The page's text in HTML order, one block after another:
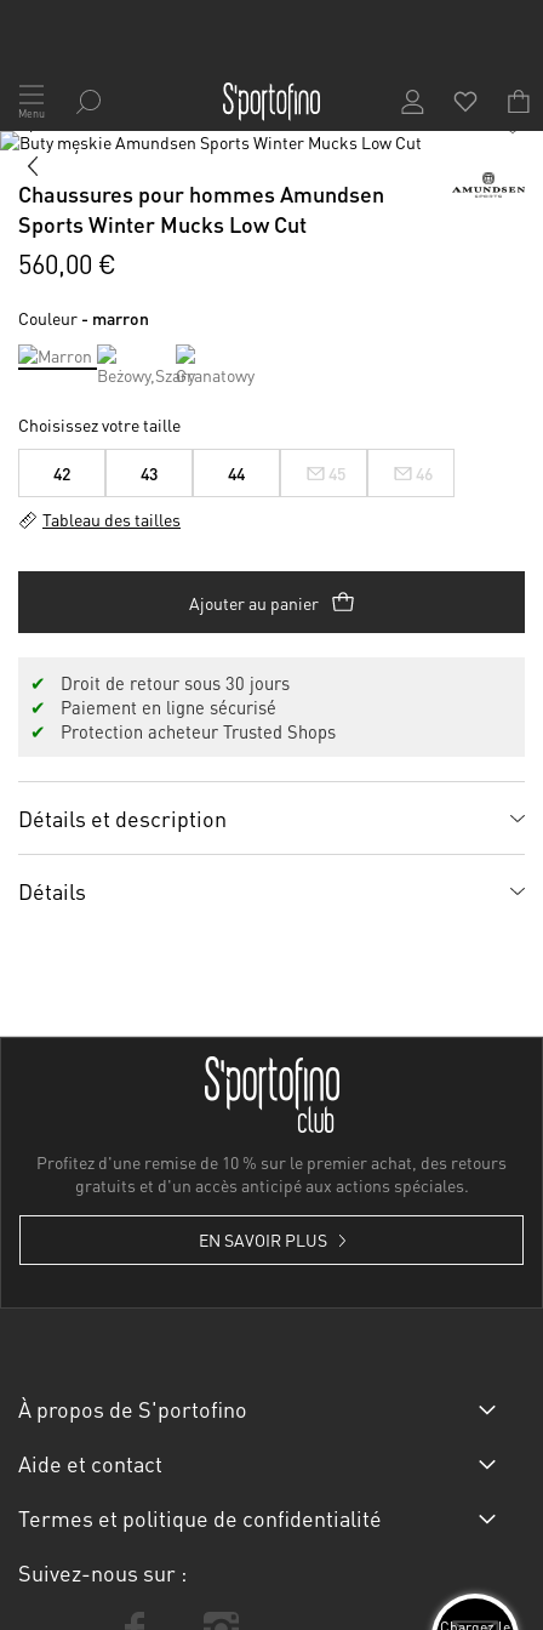
Allez
au
contenu
Menu
Skip
the
end
the
images
1/7
Skip
the
beginning
the
gallery
Chaussures pour hommes Amundsen
Sports Winter Mucks Low Cut
560,00 €
Couleur - marron
Choisissez votre taille
42 43 44 45 46
Tableau des tailles
Ajouter au panier
✔
Droit de retour sous 30 jours
✔
Paiement en ligne sécurisé
✔
Protection acheteur Trusted Shops
Détails et description
Détails
Profitez d'une remise de 10 % sur le premier achat, des retours
gratuits et d'un accès anticipé aux actions spéciales.
EN SAVOIR PLUS
À propos de S'portofino
Aide et contact
Termes et politique de confidentialité
Suivez-nous sur :